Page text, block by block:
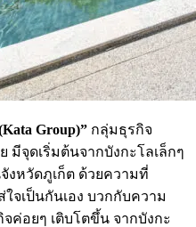
Group)” กลุ่มธุรกิจ
มีจุดเริ่มต้นจากบังกะโลเล็กๆ
งหวัดภูเก็ต ด้วยความที่
จเป็นกันเอง บวกกับความ
ค่อยๆ เติบโตขึ้น จากบังกะ